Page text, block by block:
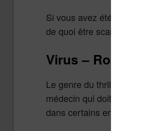
Si vous avez été attiré par
de quoi être scandalisé.
Virus – Robin Cook
Le genre du thriller médical
médecin qui doit trouver un
dans certains endroits des